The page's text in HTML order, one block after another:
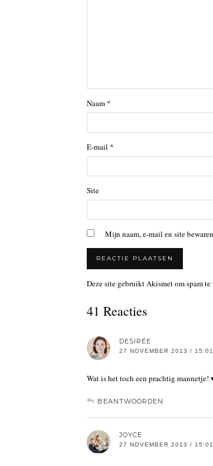
Naam *
E-mail *
Site
Mijn naam, e-mail en site
Deze site gebruikt Akismet om spam
41 Reacties
DESIRÉE
27 NOVEMBER 2013 / 15:01
Wat is het toch een prachtig mannetje!
BEANTWOORDEN
JOYCE
27 NOVEMBER 2013 / 15:01